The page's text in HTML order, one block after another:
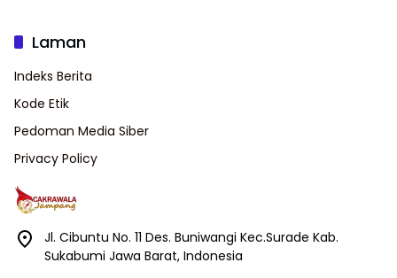
Laman
Indeks Berita
Kode Etik
Pedoman Media Siber
Privacy Policy
Jl. Cibuntu No. 11 Des. Buniwangi Kec.Surade Kab.
Sukabumi Jawa Barat, Indonesia